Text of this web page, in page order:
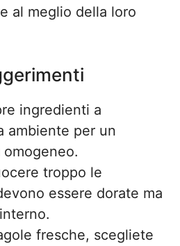
al meglio della loro
ingredienti a
ambiente per un
troppo le
essere dorate ma
fresche, scegliete